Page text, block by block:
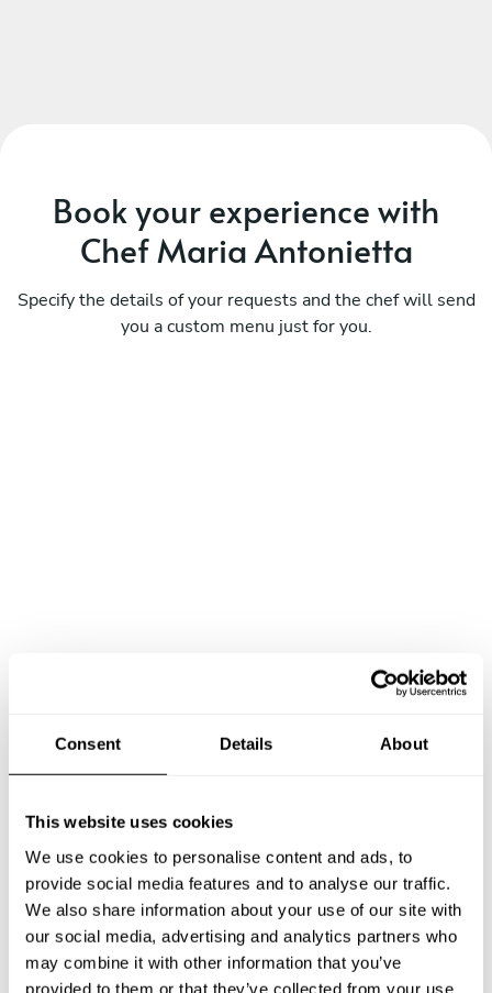
Consent Details About
This website uses cookies
We use cookies to personalise content and ads, to
provide social media features and to analyse our traffic.
We also share information about your use of our site with
our social media, advertising and analytics partners who
may combine it with other information that you’ve
provided to them or that they’ve collected from your use
Book your experience with
Chef Maria Antonietta
Specify the details of your requests and the chef will send
you a custom menu just for you.
Book Chef Maria Antonietta